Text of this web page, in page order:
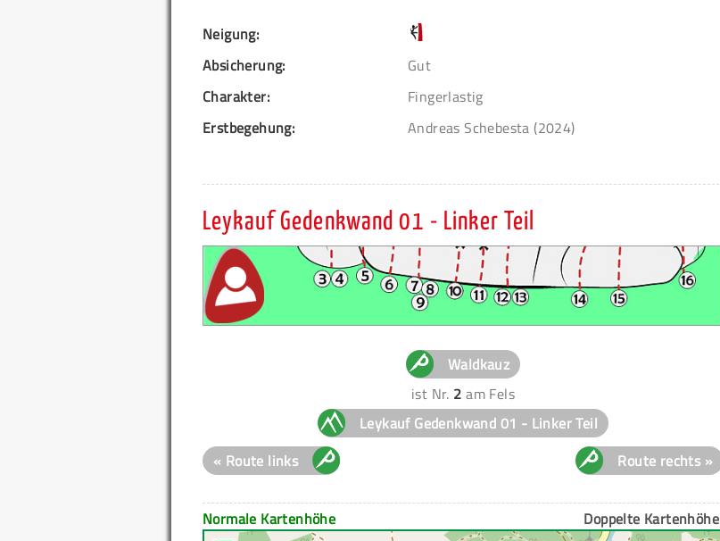
Neigung:
Absicherung:
Gut
Charakter:
Fingerlastig
Erstbegehung:
Andreas Schebesta (2024)
Leykauf Gedenkwand 01 - Linker Teil
Waldkauz
ist Nr. 2 am Fels
Leykauf Gedenkwand 01 - Linker Teil
« Route links
Route rechts »
Normale Kartenhöhe Doppelte Kartenhöhe